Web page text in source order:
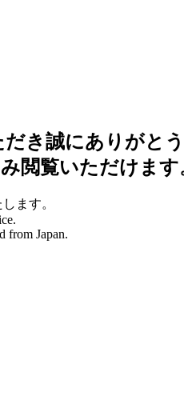
き誠にありがとう
閲覧いただけます
ます。
from Japan.